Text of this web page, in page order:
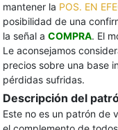
mantener la POS. EN
posibilidad de una
la señal a COMPRA. El
Le aconsejamos
precios sobre una base
pérdidas sufridas.
Descripción del
Este no es un patrón de